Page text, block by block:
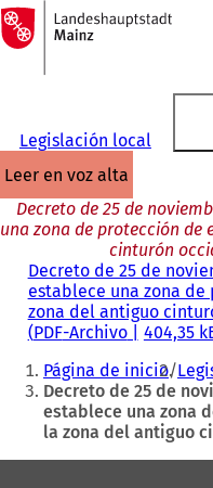
Saltar al contenido
A
la
página
Legislación local
leer en voz alta
Decreto de 25 de
una zona de protección de
cinturón
Decreto de 25 de
establece una zona
zona del antiguo
PDF-Archivo 404,35
Estás
aquí:
Página de inicio
Decreto de 25 de
establece una zona
la zona del antiguo